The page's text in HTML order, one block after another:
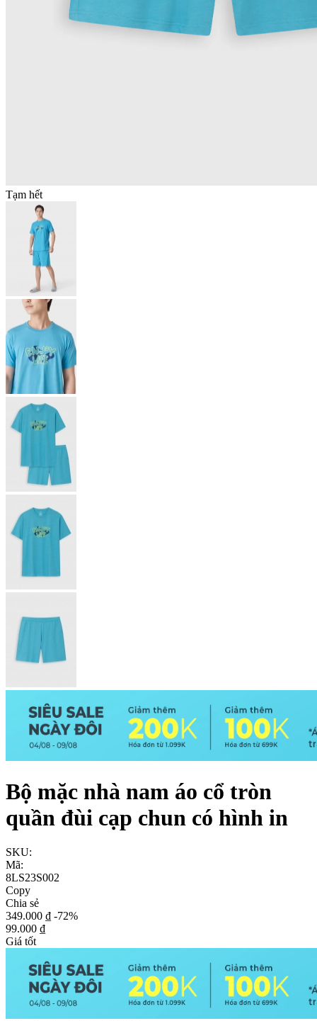
Tạm hết
Bộ mặc nhà nam áo cổ tròn
quần đùi cạp chun có hình in
SKU:
Mã:
8LS23S002
Copy
Chia sẻ
349.000 ₫ -72%
99.000 ₫
Giá tốt